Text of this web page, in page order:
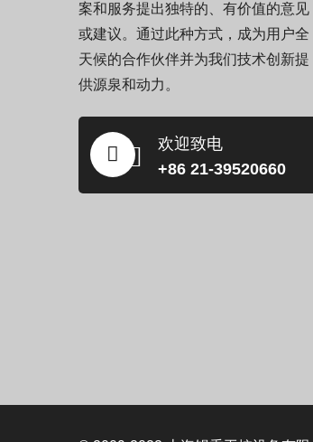
案和服务提出独特的、有价值的意见
或建议。通过此种方式，成为用户全
天候的合作伙伴并为我们技术创新提
供源泉和动力。
欢迎致电
+86 21-39520660